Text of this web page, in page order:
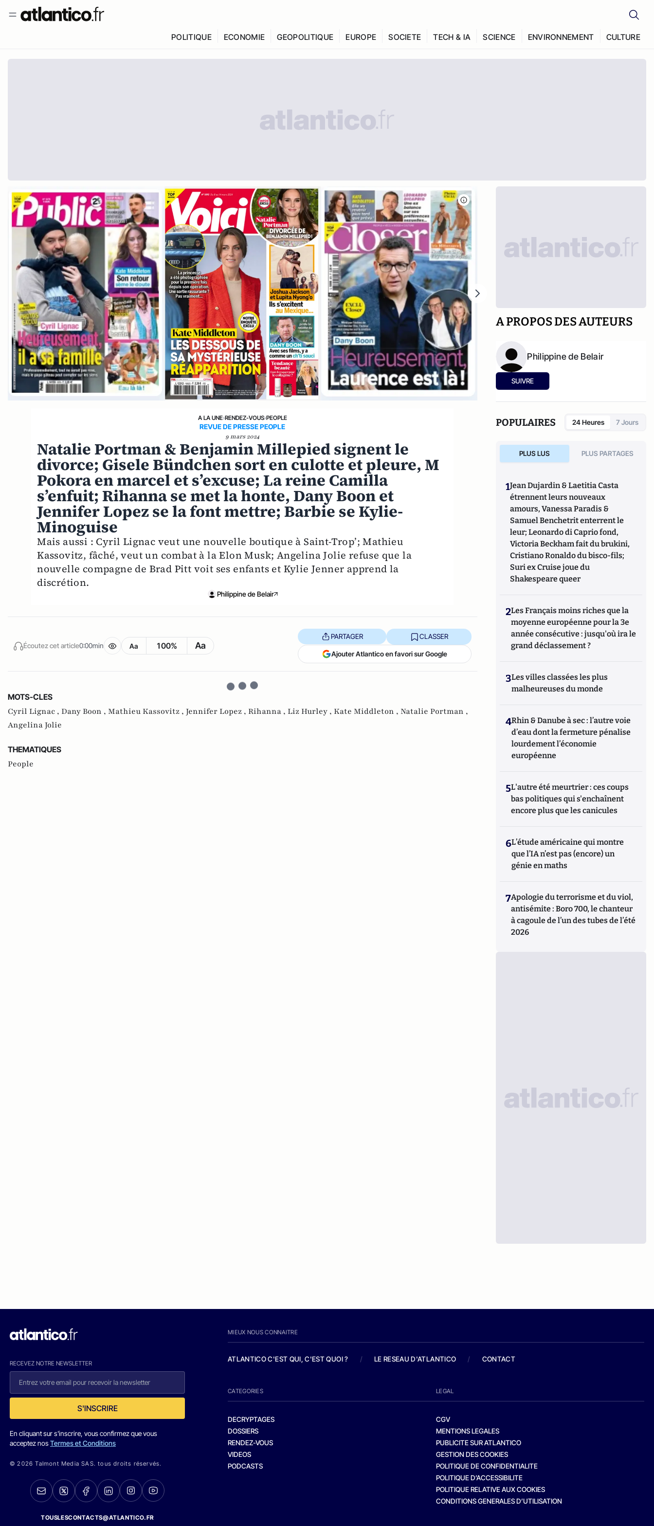
POLITIQUE ECONOMIE GEOPOLITIQUE EUROPE SOCIETE TECH & IA SCIENCE ENVIRONNEMENT CULTURE
A LA UNE›RENDEZ-VOUS›PEOPLE
REVUE DE PRESSE PEOPLE
9 mars 2024
Natalie Portman & Benjamin Millepied signent le
divorce; Gisele Bündchen sort en culotte et pleure, M
Pokora en marcel et s’excuse; La reine Camilla
s’enfuit; Rihanna se met la honte, Dany Boon et
Jennifer Lopez se la font mettre; Barbie se Kylie-
Minoguise
Mais aussi : Cyril Lignac veut une nouvelle boutique à Saint-Trop’; Mathieu
Kassovitz, fâché, veut un combat à la Elon Musk; Angelina Jolie refuse que la
nouvelle compagne de Brad Pitt voit ses enfants et Kylie Jenner apprend la
discrétion.
Philippine de Belair
Écoutez cet article0:00min Aa 100% Aa
PARTAGER CLASSER
Ajouter Atlantico en favori sur Google
MOTS-CLES
Cyril Lignac , Dany Boon , Mathieu Kassovitz , Jennifer Lopez , Rihanna , Liz Hurley , Kate Middleton , Natalie Portman ,
Angelina Jolie
THEMATIQUES
People
A PROPOS DES AUTEURS
Philippine de Belair
SUIVRE
POPULAIRES 24 Heures 7 Jours
PLUS LUS PLUS PARTAGES
1Jean Dujardin & Laetitia Casta
étrennent leurs nouveaux
amours, Vanessa Paradis &
Samuel Benchetrit enterrent le
leur; Leonardo di Caprio fond,
Victoria Beckham fait du brukini,
Cristiano Ronaldo du bisco-fils;
Suri ex Cruise joue du
Shakespeare queer
2Les Français moins riches que la
moyenne européenne pour la 3e
année consécutive : jusqu'où ira le
grand déclassement ?
3Les villes classées les plus
malheureuses du monde
4Rhin & Danube à sec : l’autre voie
d’eau dont la fermeture pénalise
lourdement l’économie
européenne
5L'autre été meurtrier : ces coups
bas politiques qui s'enchaînent
encore plus que les canicules
6L’étude américaine qui montre
que l’IA n’est pas (encore) un
génie en maths
7Apologie du terrorisme et du viol,
antisémite : Boro 700, le chanteur
à cagoule de l’un des tubes de l’été
2026
RECEVEZ NOTRE NEWSLETTER
S'INSCRIRE
En cliquant sur s'inscrire, vous confirmez que vous
acceptez nosTermes et Conditions
© 2026 Talmont Media SAS. tous droits réservés.
TOUSLESCONTACTS@ATLANTICO.FR
MIEUX NOUS CONNAITRE
ATLANTICO C'EST QUI, C'EST QUOI ? / LE RESEAU D'ATLANTICO / CONTACT
CATEGORIES
DECRYPTAGES
DOSSIERS
RENDEZ-VOUS
VIDEOS
PODCASTS
LEGAL
CGV
MENTIONS LEGALES
PUBLICITE SUR ATLANTICO
GESTION DES COOKIES
POLITIQUE DE CONFIDENTIALITE
POLITIQUE D’ACCESSIBILITE
POLITIQUE RELATIVE AUX COOKIES
CONDITIONS GENERALES D’UTILISATION